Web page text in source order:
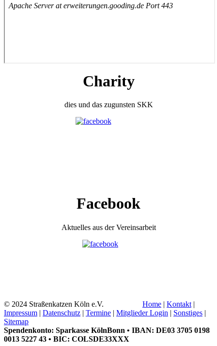
Charity
dies und das zugunsten SKK
Facebook
Aktuelles aus der Vereinsarbeit
© 2024 Straßenkatzen Köln e.V. Home | Kontakt |
Impressum | Datenschutz | Termine | Mitglieder Login | Sonstiges |
Sitemap
Spendenkonto: Sparkasse KölnBonn • IBAN: DE03 3705 0198
0013 5227 43 • BIC: COLSDE33XXX